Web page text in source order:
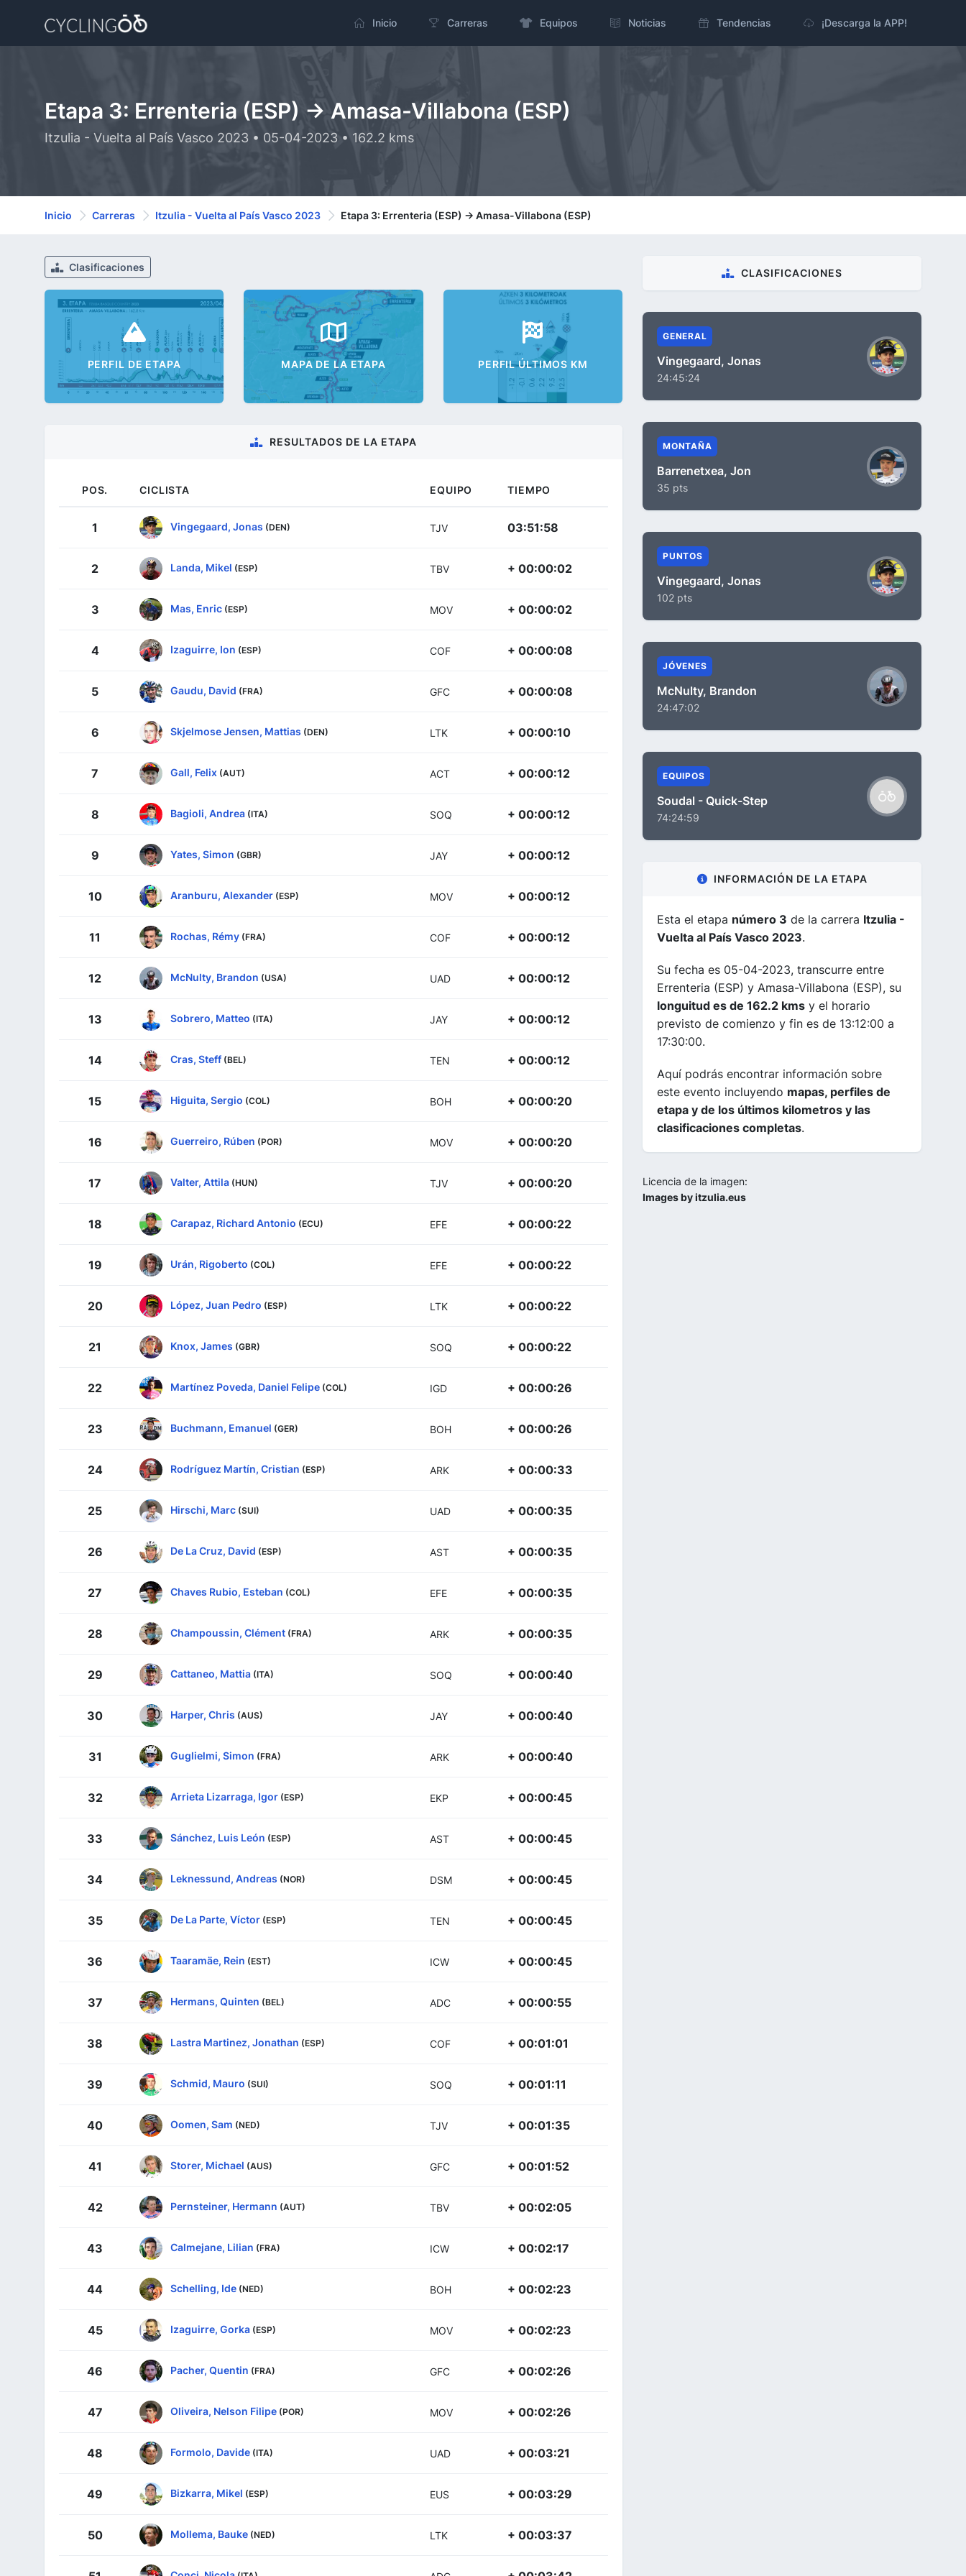
Inicio Carreras Equipos Noticias Tendencias ¡Descarga la APP!
Etapa 3: Errenteria (ESP) -> Amasa-Villabona (ESP)
Itzulia - Vuelta al País Vasco 2023 • 05-04-2023 • 162.2 kms
Inicio Carreras Itzulia - Vuelta al País Vasco 2023 Etapa 3: Errenteria (ESP) -> Amasa-Villabona (ESP)
Clasificaciones
PERFIL DE ETAPA MAPA DE LA ETAPA PERFIL ÚLTIMOS KM
RESULTADOS DE LA ETAPA
POS. CICLISTA EQUIPO TIEMPO
1 Vingegaard, Jonas (DEN) TJV 03:51:58
2 Landa, Mikel (ESP) TBV + 00:00:02
3 Mas, Enric (ESP) MOV + 00:00:02
4 Izaguirre, Ion (ESP) COF + 00:00:08
5 Gaudu, David (FRA) GFC + 00:00:08
6 Skjelmose Jensen, Mattias (DEN) LTK + 00:00:10
7 Gall, Felix (AUT) ACT + 00:00:12
8 Bagioli, Andrea (ITA) SOQ + 00:00:12
9 Yates, Simon (GBR) JAY + 00:00:12
10 Aranburu, Alexander (ESP) MOV + 00:00:12
11 Rochas, Rémy (FRA) COF + 00:00:12
12 McNulty, Brandon (USA) UAD + 00:00:12
13 Sobrero, Matteo (ITA) JAY + 00:00:12
14 Cras, Steff (BEL) TEN + 00:00:12
15 Higuita, Sergio (COL) BOH + 00:00:20
16 Guerreiro, Rúben (POR) MOV + 00:00:20
17 Valter, Attila (HUN) TJV + 00:00:20
18 Carapaz, Richard Antonio (ECU) EFE + 00:00:22
19 Urán, Rigoberto (COL) EFE + 00:00:22
20 López, Juan Pedro (ESP) LTK + 00:00:22
21 Knox, James (GBR) SOQ + 00:00:22
22 Martínez Poveda, Daniel Felipe (COL) IGD + 00:00:26
23 Buchmann, Emanuel (GER) BOH + 00:00:26
24 Rodríguez Martín, Cristian (ESP) ARK + 00:00:33
25 Hirschi, Marc (SUI) UAD + 00:00:35
26 De La Cruz, David (ESP) AST + 00:00:35
27 Chaves Rubio, Esteban (COL) EFE + 00:00:35
28 Champoussin, Clément (FRA) ARK + 00:00:35
29 Cattaneo, Mattia (ITA) SOQ + 00:00:40
30 Harper, Chris (AUS) JAY + 00:00:40
31 Guglielmi, Simon (FRA) ARK + 00:00:40
32 Arrieta Lizarraga, Igor (ESP) EKP + 00:00:45
33 Sánchez, Luis León (ESP) AST + 00:00:45
34 Leknessund, Andreas (NOR) DSM + 00:00:45
35 De La Parte, Víctor (ESP) TEN + 00:00:45
36 Taaramäe, Rein (EST) ICW + 00:00:45
37 Hermans, Quinten (BEL) ADC + 00:00:55
38 Lastra Martinez, Jonathan (ESP) COF + 00:01:01
39 Schmid, Mauro (SUI) SOQ + 00:01:11
40 Oomen, Sam (NED) TJV + 00:01:35
41 Storer, Michael (AUS) GFC + 00:01:52
42 Pernsteiner, Hermann (AUT) TBV + 00:02:05
43 Calmejane, Lilian (FRA) ICW + 00:02:17
44 Schelling, Ide (NED) BOH + 00:02:23
45 Izaguirre, Gorka (ESP) MOV + 00:02:23
46 Pacher, Quentin (FRA) GFC + 00:02:26
47 Oliveira, Nelson Filipe (POR) MOV + 00:02:26
48 Formolo, Davide (ITA) UAD + 00:03:21
49 Bizkarra, Mikel (ESP) EUS + 00:03:29
50 Mollema, Bauke (NED) LTK + 00:03:37
CLASIFICACIONES
GENERAL
Vingegaard, Jonas
24:45:24
MONTAÑA
Barrenetxea, Jon
35 pts
PUNTOS
Vingegaard, Jonas
102 pts
JÓVENES
McNulty, Brandon
24:47:02
EQUIPOS
Soudal - Quick-Step
74:24:59
INFORMACIÓN DE LA ETAPA
Esta el etapa número 3 de la carrera Itzulia -
Vuelta al País Vasco 2023.
Su fecha es 05-04-2023, transcurre entre
Errenteria (ESP) y Amasa-Villabona (ESP), su
longuitud es de 162.2 kms y el horario
previsto de comienzo y fin es de 13:12:00 a
17:30:00.
Aquí podrás encontrar información sobre
este evento incluyendo mapas, perfiles de
etapa y de los últimos kilometros y las
clasificaciones completas.
Licencia de la imagen:
Images by itzulia.eus